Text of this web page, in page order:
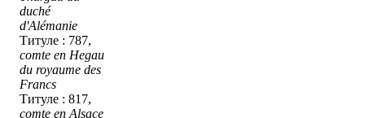
duché
d'Alémanie
Титуле : 787,
comte en Hegau
du royaume des
Francs
Титуле : 817,
comte en Alsace